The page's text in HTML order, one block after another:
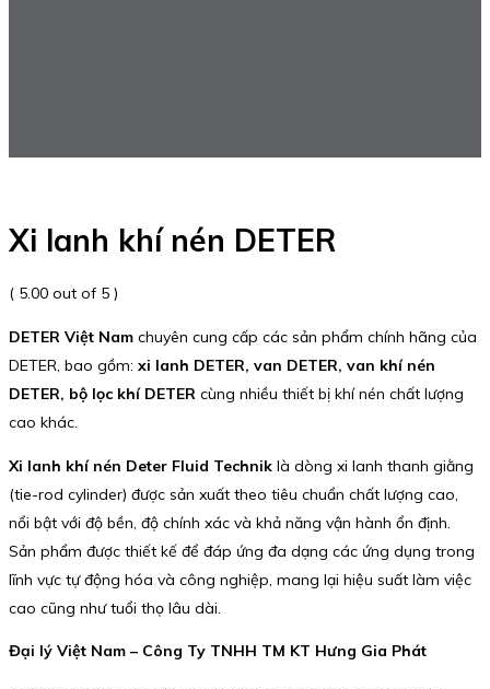
Xi lanh khí nén DETER
( 5.00 out of 5 )
DETER Việt Nam chuyên cung cấp các sản phẩm chính hãng của
DETER, bao gồm: xi lanh DETER, van DETER, van khí nén
DETER, bộ lọc khí DETER cùng nhiều thiết bị khí nén chất lượng
cao khác.
Xi lanh khí nén Deter Fluid Technik là dòng xi lanh thanh giằng
(tie-rod cylinder) được sản xuất theo tiêu chuẩn chất lượng cao,
nổi bật với độ bền, độ chính xác và khả năng vận hành ổn định.
Sản phẩm được thiết kế để đáp ứng đa dạng các ứng dụng trong
lĩnh vực tự động hóa và công nghiệp, mang lại hiệu suất làm việc
cao cũng như tuổi thọ lâu dài.
Đại lý Việt Nam – Công Ty TNHH TM KT Hưng Gia Phát